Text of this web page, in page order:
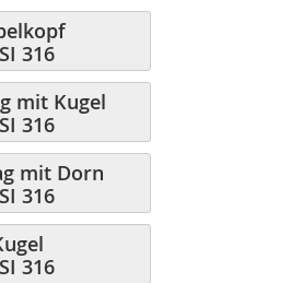
keine Wartung. Tatsächlich darf die
da dies die Dichtung zwischen
kann. Wird die Feder in
können Sie zum Schutz der
Gummibalg montieren.
zu montieren, dass die Kolbenstange
in der Position, in der sie sich am
zeigt. Umgekehrt besteht die Gefahr,
wegläuft und sich somit die
316
mit Kugel
316
mit Dorn
316
316